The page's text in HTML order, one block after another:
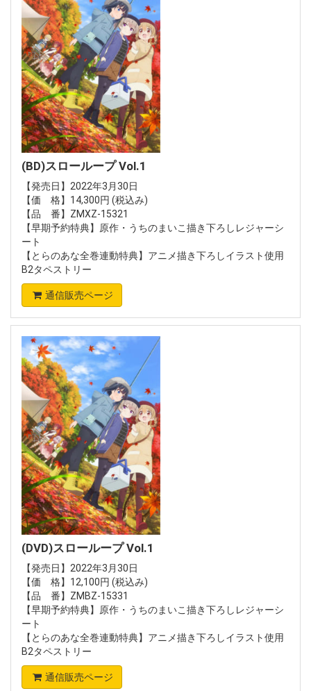
(BD)スローループ Vol.1
【発売日】2022年3月30日
【価 格】14,300円 (税込み)
【品 番】ZMXZ-15321
【早期予約特典】原作・うちのまいこ描き下ろしレジャーシ
ート
【とらのあな全巻連動特典】アニメ描き下ろしイラスト使用
B2タペストリー
通信販売ページ
(DVD)スローループ Vol.1
【発売日】2022年3月30日
【価 格】12,100円 (税込み)
【品 番】ZMBZ-15331
【早期予約特典】原作・うちのまいこ描き下ろしレジャーシ
ート
【とらのあな全巻連動特典】アニメ描き下ろしイラスト使用
B2タペストリー
通信販売ページ